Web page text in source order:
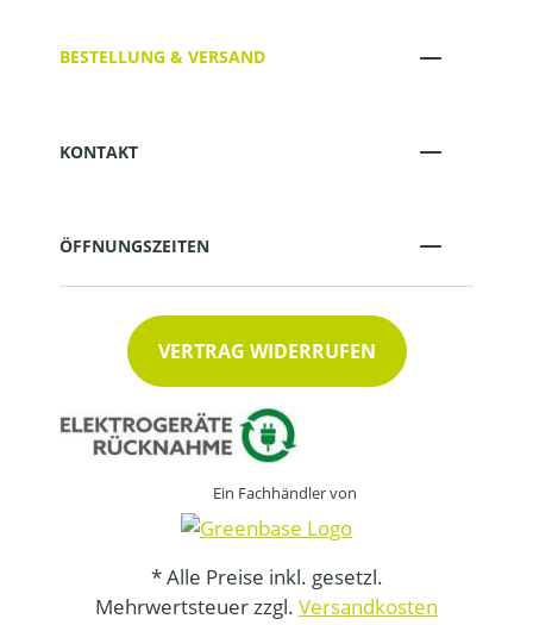
BESTELLUNG & VERSAND
KONTAKT
ÖFFNUNGSZEITEN
VERTRAG WIDERRUFEN
Ein Fachhändler von
* Alle Preise inkl. gesetzl.
Mehrwertsteuer zzgl. Versandkosten